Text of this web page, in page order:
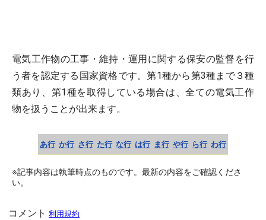
電気工作物の工事・維持・運用に関する保安の監督を行
う者を認定する国家資格です。第1種から第3種まで３種
類あり、第1種を取得している場合は、全ての電気工作
物を扱うことが出来ます。
あ行 か行 さ行 た行 な行 は行 ま行 や行 ら行 わ行
※記事内容は執筆時点のものです。最新の内容をご確認くださ
い。